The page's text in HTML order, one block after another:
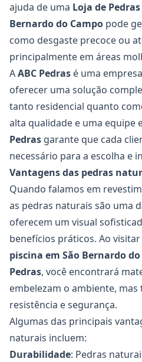
ajuda de uma Loja de
Bernardo do Campo pode
como desgaste precoce ou
principalmente em áreas
AABC Pedras é uma
oferecer uma solução
tanto residencial quanto
alta qualidade e uma equipe
Pedras garante que cada
necessário para a escolha e
Vantagens das pedras
Quando falamos em
as pedras naturais são uma
oferecem um visual
benefícios práticos. Ao
piscina em São Bernardo
Pedras, você encontrará
embelezam o ambiente,
resistência e segurança.
Algumas das principais
naturais incluem:
Durabilidade: Pedras